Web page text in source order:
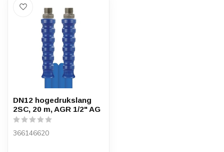
DN12 hogedrukslang
2SC, 20 m, AGR 1/2" AG
366146620